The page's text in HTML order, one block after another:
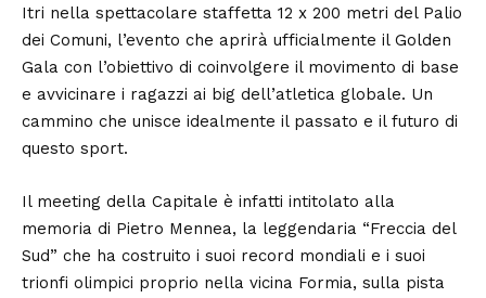
Itri nella spettacolare staffetta 12 x 200 metri del Palio
dei Comuni, l’evento che aprirà ufficialmente il Golden
Gala con l’obiettivo di coinvolgere il movimento di base
e avvicinare i ragazzi ai big dell’atletica globale. Un
cammino che unisce idealmente il passato e il futuro di
questo sport.
Il meeting della Capitale è infatti intitolato alla
memoria di Pietro Mennea, la leggendaria “Freccia del
Sud” che ha costruito i suoi record mondiali e i suoi
trionfi olimpici proprio nella vicina Formia, sulla pista